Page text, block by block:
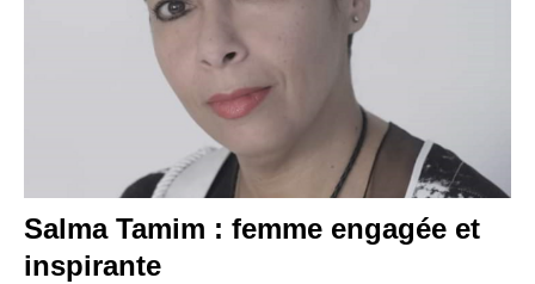
Salma Tamim : femme engagée et
inspirante